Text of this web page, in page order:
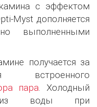
с эффектом
Myst дополняется
выполненными
получается за
встроенного
пара. Холодный
из воды при